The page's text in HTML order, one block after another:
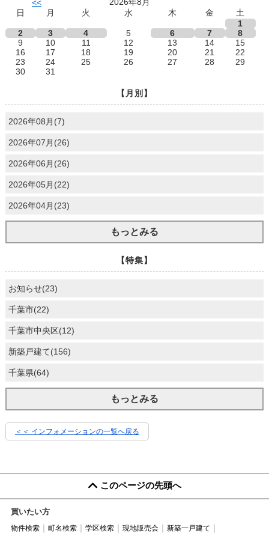
<<
2026年8月
日
月 火 水 木 金
土
1
2
3 4 5 6 7
8
9
10 11 12 13 14
15
16
17 18 19 20 21
22
23
24 25 26 27 28
29
30
31
【月別】
2026年08月(7)
2026年07月(26)
2026年06月(26)
2026年05月(22)
2026年04月(23)
もっとみる
【特集】
お知らせ(23)
千葉市(22)
千葉市中央区(12)
新築戸建て(156)
千葉県(64)
もっとみる
＜＜ インフォメーションの一覧へ戻る
このページの先頭へ
買いたい方
物件検索 町名検索 学区検索 現地販売会
新築一戸建て